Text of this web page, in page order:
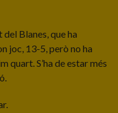
Blanes, que ha
joc, 13-5, però no ha
quart. S’ha de estar més